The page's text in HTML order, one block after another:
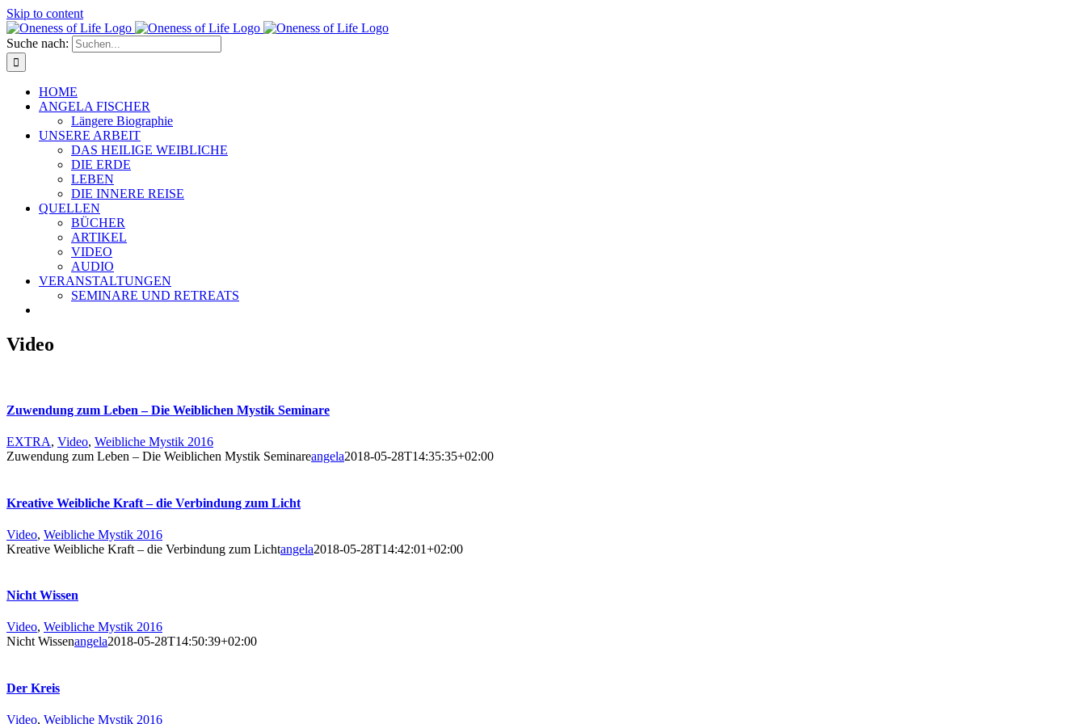
Skip to content
Suche nach:
HOME
ANGELA FISCHER
Längere Biographie
UNSERE ARBEIT
DAS HEILIGE WEIBLICHE
DIE ERDE
LEBEN
DIE INNERE REISE
QUELLEN
BÜCHER
ARTIKEL
VIDEO
AUDIO
VERANSTALTUNGEN
SEMINARE UND RETREATS
Video
Zuwendung zum Leben – Die Weiblichen Mystik Seminare
EXTRA, Video, Weibliche Mystik 2016
Zuwendung zum Leben – Die Weiblichen Mystik Seminareangela2018-05-28T14:35:35+02:00
Kreative Weibliche Kraft – die Verbindung zum Licht
Video, Weibliche Mystik 2016
Kreative Weibliche Kraft – die Verbindung zum Lichtangela2018-05-28T14:42:01+02:00
Nicht Wissen
Video, Weibliche Mystik 2016
Nicht Wissenangela2018-05-28T14:50:39+02:00
Der Kreis
Video, Weibliche Mystik 2016